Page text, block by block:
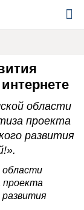
области
проекта
развития
области
проекта
развития